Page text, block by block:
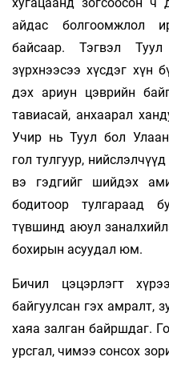
айдас болгоомжлол
байсаар. Тэгвэл
зүрхнээсээ хүсдэг хүн
дэх ариун цэврийн
тавиасай, анхаарал
Учир нь Туул бол
гол тулгуур,
вэ гэдгийг шийдэх
бодитоор тулгараад
түвшинд аюул
бохирын асуудал юм.
Бичил цэцэрлэгт
байгуулсан гэх амралт,
хаяа залган байршдаг.
урсгал, чимээ сонсох